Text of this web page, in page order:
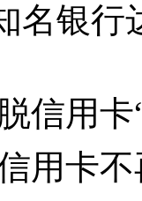
名银
信用卡
用卡